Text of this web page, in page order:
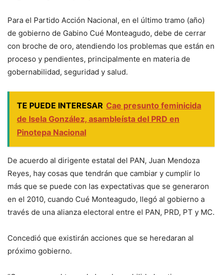
Para el Partido Acción Nacional, en el último tramo (año)
de gobierno de Gabino Cué Monteagudo, debe de cerrar
con broche de oro, atendiendo los problemas que están en
proceso y pendientes, principalmente en materia de
gobernabilidad, seguridad y salud.
TE PUEDE INTERESAR Cae presunto feminicida
de Isela González, asambleísta del PRD en
Pinotepa Nacional
De acuerdo al dirigente estatal del PAN, Juan Mendoza
Reyes, hay cosas que tendrán que cambiar y cumplir lo
más que se puede con las expectativas que se generaron
en el 2010, cuando Cué Monteagudo, llegó al gobierno a
través de una alianza electoral entre el PAN, PRD, PT y MC.
Concedió que existirán acciones que se heredaran al
próximo gobierno.